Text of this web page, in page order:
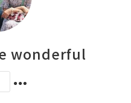
wonderful